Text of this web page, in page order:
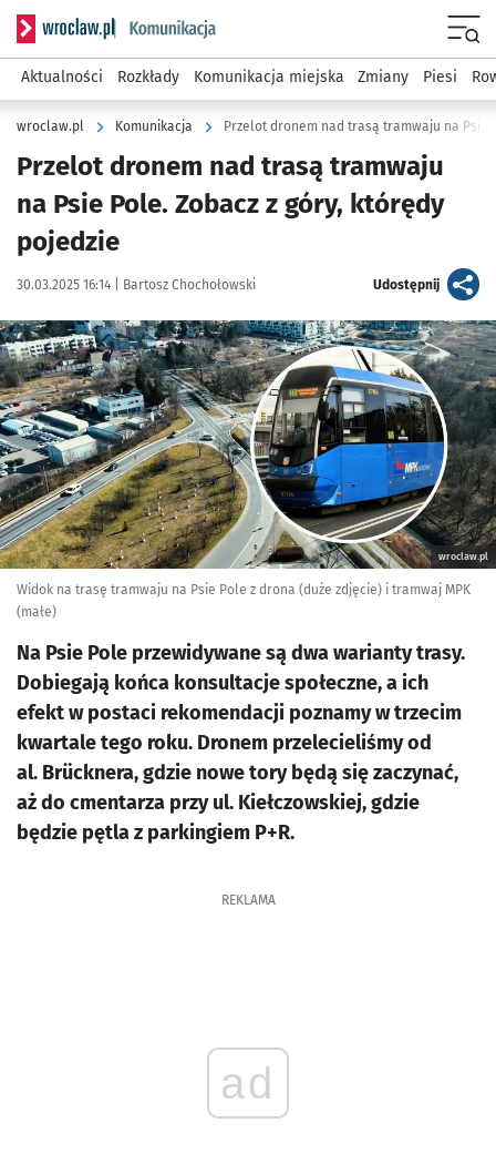
Serwis informacyjny wroclaw.pl podserwis: Komunikacja
Aktualności Rozkłady Komunikacja miejska Zmiany Piesi
wroclaw.pl Komunikacja Przelot dronem nad trasą tramwaju na Psie
Przelot dronem nad trasą tramwaju
na Psie Pole. Zobacz z góry, którędy
pojedzie
Data publikacji:
30.03.2025 16:14 | Autor:
Bartosz Chochołowski Udostępnijartykuł
Kliknij, aby powiększyć
wroclaw.pl
Widok na trasę tramwaju na Psie Pole z drona (duże zdjęcie) i tramwaj MPK
(małe)
Na Psie Pole przewidywane są dwa warianty trasy.
Dobiegają końca konsultacje społeczne, a ich
efekt w postaci rekomendacji poznamy w trzecim
kwartale tego roku. Dronem przelecieliśmy od
al. Brücknera, gdzie nowe tory będą się zaczynać,
aż do cmentarza przy ul. Kiełczowskiej, gdzie
będzie pętla z parkingiem P+R.
REKLAMA
ad